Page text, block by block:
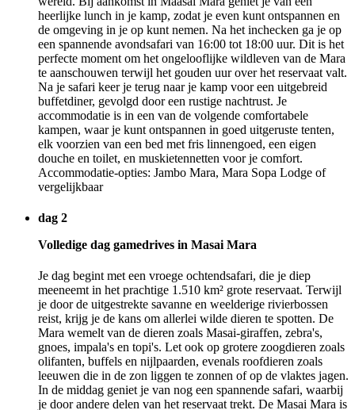
heerlijke lunch in je kamp, zodat je even kunt ontspannen en
de omgeving in je op kunt nemen. Na het inchecken ga je op
een spannende avondsafari van 16:00 tot 18:00 uur. Dit is het
perfecte moment om het ongelooflijke wildleven van de Mara
te aanschouwen terwijl het gouden uur over het reservaat valt.
Na je safari keer je terug naar je kamp voor een uitgebreid
buffetdiner, gevolgd door een rustige nachtrust. Je
accommodatie is in een van de volgende comfortabele
kampen, waar je kunt ontspannen in goed uitgeruste tenten,
elk voorzien van een bed met fris linnengoed, een eigen
douche en toilet, en muskietennetten voor je comfort.
Accommodatie-opties: Jambo Mara, Mara Sopa Lodge of
vergelijkbaar
dag 2
Volledige dag gamedrives in Masai Mara
Je dag begint met een vroege ochtendsafari, die je diep
meeneemt in het prachtige 1.510 km² grote reservaat. Terwijl
je door de uitgestrekte savanne en weelderige rivierbossen
reist, krijg je de kans om allerlei wilde dieren te spotten. De
Mara wemelt van de dieren zoals Masai-giraffen, zebra's,
gnoes, impala's en topi's. Let ook op grotere zoogdieren zoals
olifanten, buffels en nijlpaarden, evenals roofdieren zoals
leeuwen die in de zon liggen te zonnen of op de vlaktes jagen.
In de middag geniet je van nog een spannende safari, waarbij
je door andere delen van het reservaat trekt. De Masai Mara is